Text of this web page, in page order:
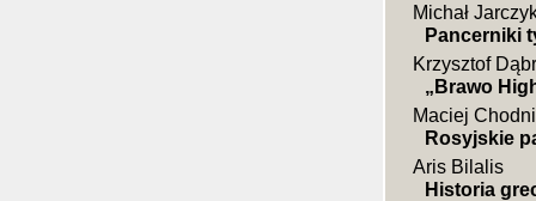
Michał
Pancerniki
Krzysztof
„Brawo
Maciej
Rosyjskie
Aris Bilalis
Historia